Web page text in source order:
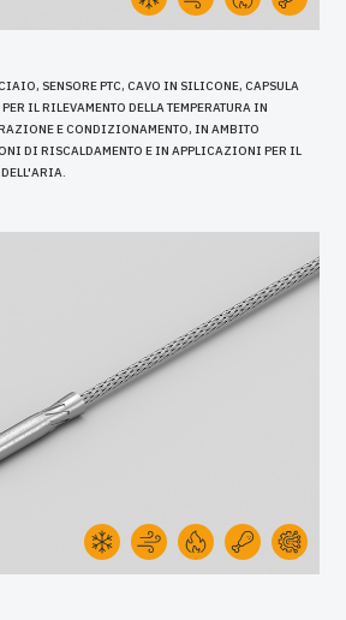
SENSORE PTC, CAVO IN SILICONE, CAPSULA
IL RILEVAMENTO DELLA TEMPERATURA IN
E CONDIZIONAMENTO, IN AMBITO
DI RISCALDAMENTO E IN APPLICAZIONI PER IL